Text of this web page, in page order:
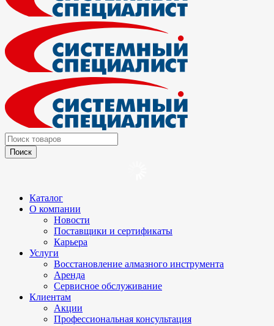
Каталог
О компании
Новости
Поставщики и сертификаты
Карьера
Услуги
Восстановление алмазного инструмента
Аренда
Сервисное обслуживание
Клиентам
Акции
Профессиональная консультация